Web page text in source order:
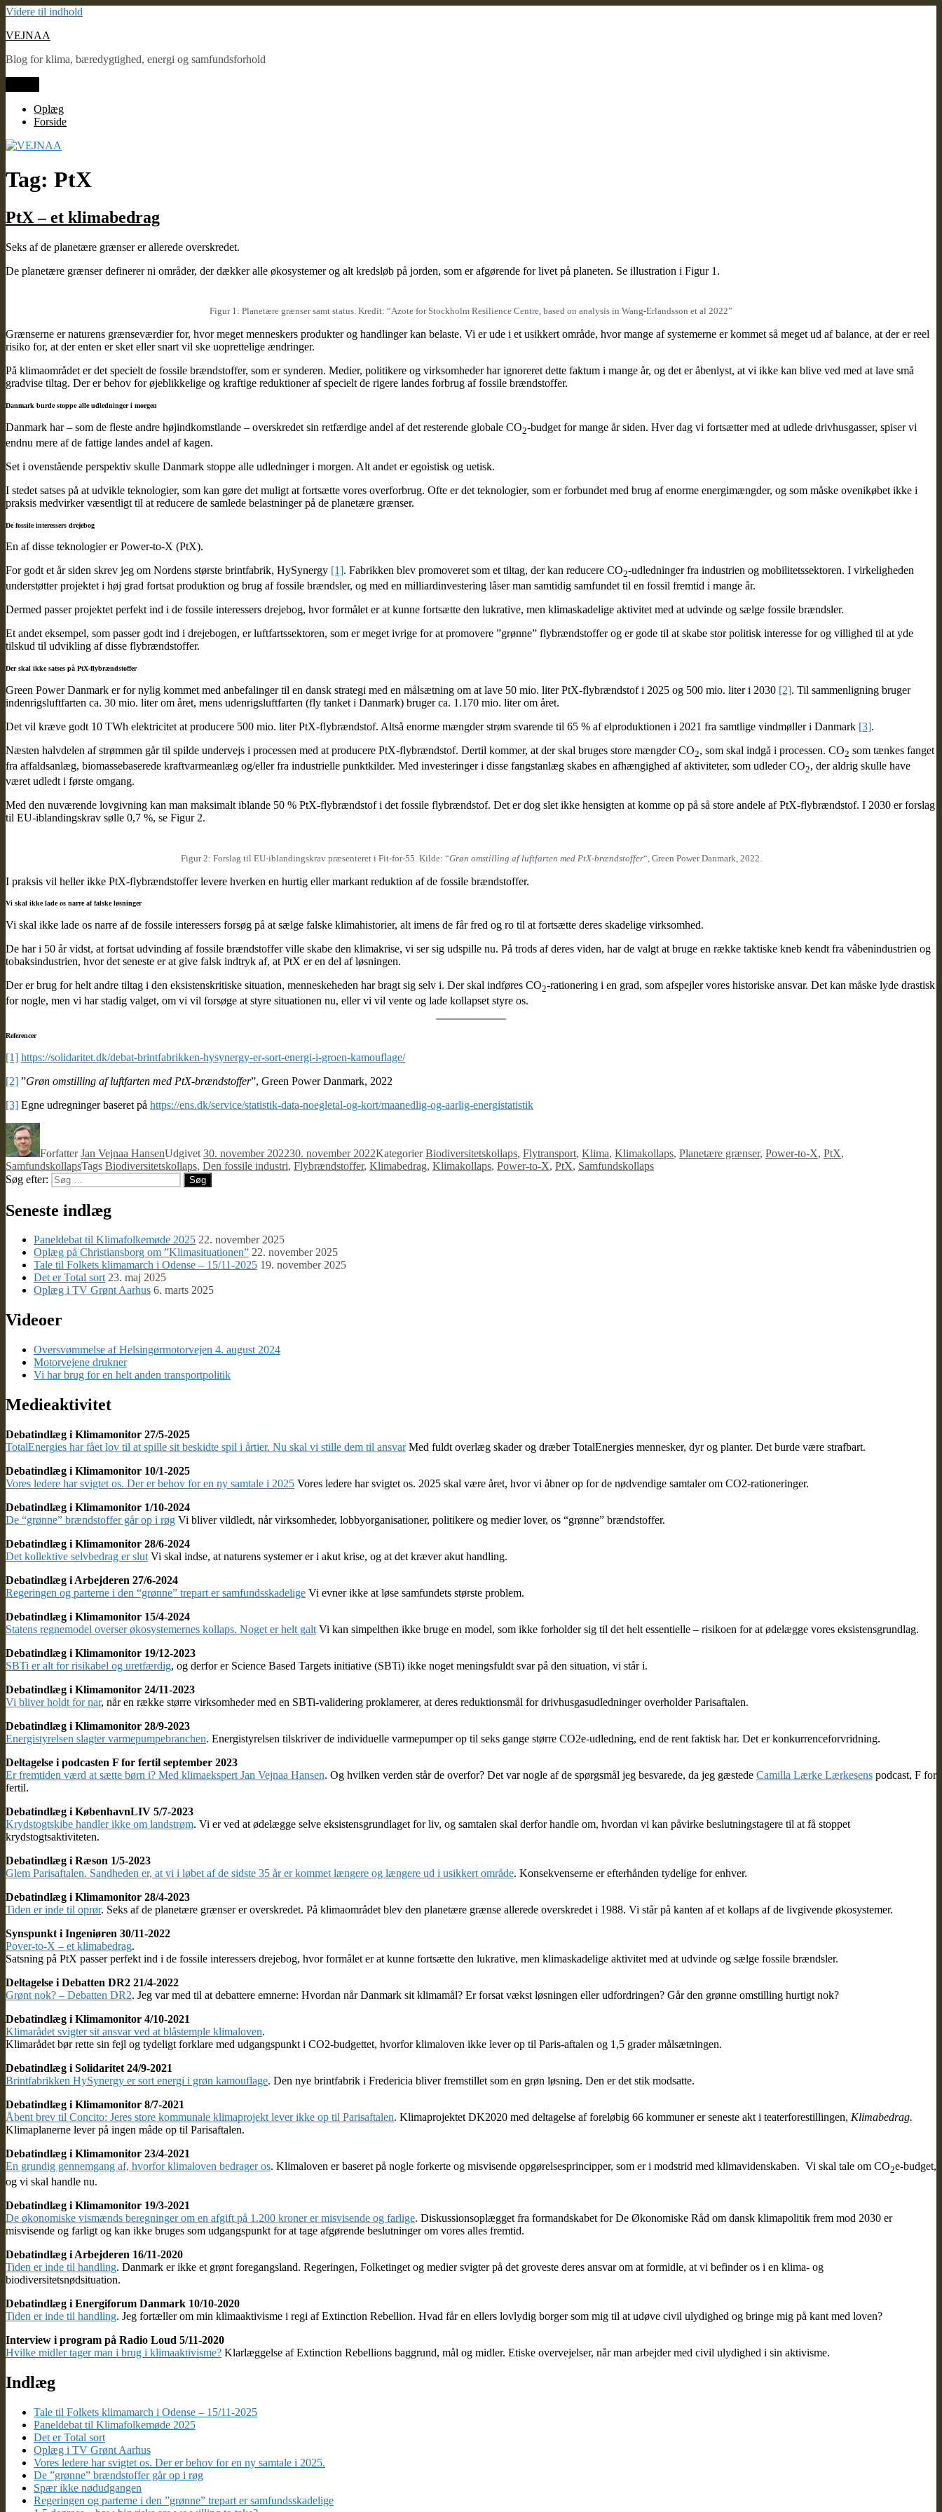
Videre til indhold
VEJNAA
Blog for klima, bæredygtighed, energi og samfundsforhold
Oplæg
Forside
Tag: PtX
PtX – et klimabedrag
Seks af de planetære grænser er allerede overskredet.
De planetære grænser definerer ni områder, der dækker alle økosystemer og alt kredsløb på jorden, som er afgørende for livet på planeten. Se illustration i Figur 1.
Figur 1: Planetære grænser samt status. Kredit: “Azote for Stockholm Resilience Centre, based on analysis in Wang-Erlandsson et al 2022”
Grænserne er naturens grænseværdier for, hvor meget menneskers produkter og handlinger kan belaste. Vi er ude i et usikkert område, hvor mange af systemerne er kommet så meget ud af balance, at der er reel
risiko for, at der enten er sket eller snart vil ske uoprettelige ændringer.
På klimaområdet er det specielt de fossile brændstoffer, som er synderen. Medier, politikere og virksomheder har ignoreret dette faktum i mange år, og det er åbenlyst, at vi ikke kan blive ved med at lave små
gradvise tiltag. Der er behov for øjeblikkelige og kraftige reduktioner af specielt de rigere landes forbrug af fossile brændstoffer.
Danmark burde stoppe alle udledninger i morgen
Danmark har – som de fleste andre højindkomstlande – overskredet sin retfærdige andel af det resterende globale CO2-budget for mange år siden. Hver dag vi fortsætter med at udlede drivhusgasser, spiser vi
endnu mere af de fattige landes andel af kagen.
Set i ovenstående perspektiv skulle Danmark stoppe alle udledninger i morgen. Alt andet er egoistisk og uetisk.
I stedet satses på at udvikle teknologier, som kan gøre det muligt at fortsætte vores overforbrug. Ofte er det teknologier, som er forbundet med brug af enorme energimængder, og som måske ovenikøbet ikke i
praksis medvirker væsentligt til at reducere de samlede belastninger på de planetære grænser.
De fossile interessers drejebog
En af disse teknologier er Power-to-X (PtX).
For godt et år siden skrev jeg om Nordens største brintfabrik, HySynergy [1]. Fabrikken blev promoveret som et tiltag, der kan reducere CO2-udledninger fra industrien og mobilitetssektoren. I virkeligheden
understøtter projektet i høj grad fortsat produktion og brug af fossile brændsler, og med en milliardinvestering låser man samtidig samfundet til en fossil fremtid i mange år.
Dermed passer projektet perfekt ind i de fossile interessers drejebog, hvor formålet er at kunne fortsætte den lukrative, men klimaskadelige aktivitet med at udvinde og sælge fossile brændsler.
Et andet eksempel, som passer godt ind i drejebogen, er luftfartssektoren, som er meget ivrige for at promovere ”grønne” flybrændstoffer og er gode til at skabe stor politisk interesse for og villighed til at yde
tilskud til udvikling af disse flybrændstoffer.
Der skal ikke satses på PtX-flybrændstoffer
Green Power Danmark er for nylig kommet med anbefalinger til en dansk strategi med en målsætning om at lave 50 mio. liter PtX-flybrændstof i 2025 og 500 mio. liter i 2030 [2]. Til sammenligning bruger
indenrigsluftfarten ca. 30 mio. liter om året, mens udenrigsluftfarten (fly tanket i Danmark) bruger ca. 1.170 mio. liter om året.
Det vil kræve godt 10 TWh elektricitet at producere 500 mio. liter PtX-flybrændstof. Altså enorme mængder strøm svarende til 65 % af elproduktionen i 2021 fra samtlige vindmøller i Danmark [3].
Næsten halvdelen af strømmen går til spilde undervejs i processen med at producere PtX-flybrændstof. Dertil kommer, at der skal bruges store mængder CO2, som skal indgå i processen. CO2 som tænkes fanget
fra affaldsanlæg, biomassebaserede kraftvarmeanlæg og/eller fra industrielle punktkilder. Med investeringer i disse fangstanlæg skabes en afhængighed af aktiviteter, som udleder CO2, der aldrig skulle have
været udledt i første omgang.
Med den nuværende lovgivning kan man maksimalt iblande 50 % PtX-flybrændstof i det fossile flybrændstof. Det er dog slet ikke hensigten at komme op på så store andele af PtX-flybrændstof. I 2030 er forslag
til EU-iblandingskrav sølle 0,7 %, se Figur 2.
Figur 2: Forslag til EU-iblandingskrav præsenteret i Fit-for-55. Kilde: “Grøn omstilling af luftfarten med PtX-brændstoffer“, Green Power Danmark, 2022.
I praksis vil heller ikke PtX-flybrændstoffer levere hverken en hurtig eller markant reduktion af de fossile brændstoffer.
Vi skal ikke lade os narre af falske løsninger
Vi skal ikke lade os narre af de fossile interessers forsøg på at sælge falske klimahistorier, alt imens de får fred og ro til at fortsætte deres skadelige virksomhed.
De har i 50 år vidst, at fortsat udvinding af fossile brændstoffer ville skabe den klimakrise, vi ser sig udspille nu. På trods af deres viden, har de valgt at bruge en række taktiske kneb kendt fra våbenindustrien og
tobaksindustrien, hvor det seneste er at give falsk indtryk af, at PtX er en del af løsningen.
Der er brug for helt andre tiltag i den eksistenskritiske situation, menneskeheden har bragt sig selv i. Der skal indføres CO2-rationering i en grad, som afspejler vores historiske ansvar. Det kan måske lyde drastisk
for nogle, men vi har stadig valget, om vi vil forsøge at styre situationen nu, eller vi vil vente og lade kollapset styre os.
Referencer
[1] https://solidaritet.dk/debat-brintfabrikken-hysynergy-er-sort-energi-i-groen-kamouflage/
[2] ”Grøn omstilling af luftfarten med PtX-brændstoffer”, Green Power Danmark, 2022
[3] Egne udregninger baseret på https://ens.dk/service/statistik-data-noegletal-og-kort/maanedlig-og-aarlig-energistatistik
ForfatterJan Vejnaa HansenUdgivet 30. november 202230. november 2022KategorierBiodiversitetskollaps, Flytransport, Klima, Klimakollaps, Planetære grænser, Power-to-X, PtX,
SamfundskollapsTags Biodiversitetskollaps, Den fossile industri, Flybrændstoffer, Klimabedrag, Klimakollaps, Power-to-X, PtX, Samfundskollaps
Søg efter:
Søg
Seneste indlæg
Paneldebat til Klimafolkemøde 2025 22. november 2025
Oplæg på Christiansborg om ”Klimasituationen” 22. november 2025
Tale til Folkets klimamarch i Odense – 15/11-2025 19. november 2025
Det er Total sort 23. maj 2025
Oplæg i TV Grønt Aarhus 6. marts 2025
Videoer
Oversvømmelse af Helsingørmotorvejen 4. august 2024
Motorvejene drukner
Vi har brug for en helt anden transportpolitik
Medieaktivitet
Debatindlæg i Klimamonitor 27/5-2025
TotalEnergies har fået lov til at spille sit beskidte spil i årtier. Nu skal vi stille dem til ansvarMed fuldt overlæg skader og dræber TotalEnergies mennesker, dyr og planter. Det burde være strafbart.
Debatindlæg i Klimamonitor 10/1-2025
Vores ledere har svigtet os. Der er behov for en ny samtale i 2025 Vores ledere har svigtet os. 2025 skal være året, hvor vi åbner op for de nødvendige samtaler om CO2-rationeringer.
Debatindlæg i Klimamonitor 1/10-2024
De “grønne” brændstoffer går op i røg Vi bliver vildledt, når virksomheder, lobbyorganisationer, politikere og medier lover, os “grønne” brændstoffer.
Debatindlæg i Klimamonitor 28/6-2024
Det kollektive selvbedrag er slut Vi skal indse, at naturens systemer er i akut krise, og at det kræver akut handling.
Debatindlæg i Arbejderen 27/6-2024
Regeringen og parterne i den “grønne” trepart er samfundsskadelige Vi evner ikke at løse samfundets største problem.
Debatindlæg i Klimamonitor 15/4-2024
Statens regnemodel overser økosystemernes kollaps. Noget er helt galt Vi kan simpelthen ikke bruge en model, som ikke forholder sig til det helt essentielle – risikoen for at ødelægge vores eksistensgrundlag.
Debatindlæg i Klimamonitor 19/12-2023
SBTi er alt for risikabel og uretfærdig, og derfor er Science Based Targets initiative (SBTi) ikke noget meningsfuldt svar på den situation, vi står i.
Debatindlæg i Klimamonitor 24/11-2023
Vi bliver holdt for nar, når en række større virksomheder med en SBTi-validering proklamerer, at deres reduktionsmål for drivhusgasudledninger overholder Parisaftalen.
Debatindlæg i Klimamonitor 28/9-2023
Energistyrelsen slagter varmepumpebranchen. Energistyrelsen tilskriver de individuelle varmepumper op til seks gange større CO2e-udledning, end de rent faktisk har. Det er konkurrenceforvridning.
Deltagelse i podcasten F for fertil september 2023
Er fremtiden værd at sætte børn i? Med klimaekspert Jan Vejnaa Hansen. Og hvilken verden står de overfor? Det var nogle af de spørgsmål jeg besvarede, da jeg gæstede Camilla Lærke Lærkesens podcast, F for
fertil.
Debatindlæg i KøbenhavnLIV 5/7-2023
Krydstogtskibe handler ikke om landstrøm. Vi er ved at ødelægge selve eksistensgrundlaget for liv, og samtalen skal derfor handle om, hvordan vi kan påvirke beslutningstagere til at få stoppet
krydstogtsaktiviteten.
Debatindlæg i Ræson 1/5-2023
Glem Parisaftalen. Sandheden er, at vi i løbet af de sidste 35 år er kommet længere og længere ud i usikkert område. Konsekvenserne er efterhånden tydelige for enhver.
Debatindlæg i Klimamonitor 28/4-2023
Tiden er inde til oprør. Seks af de planetære grænser er overskredet. På klimaområdet blev den planetære grænse allerede overskredet i 1988. Vi står på kanten af et kollaps af de livgivende økosystemer.
Synspunkt i Ingeniøren 30/11-2022
Pover-to-X – et klimabedrag.
Satsning på PtX passer perfekt ind i de fossile interessers drejebog, hvor formålet er at kunne fortsætte den lukrative, men klimaskadelige aktivitet med at udvinde og sælge fossile brændsler.
Deltagelse i Debatten DR2 21/4-2022
Grønt nok? – Debatten DR2. Jeg var med til at debattere emnerne: Hvordan når Danmark sit klimamål? Er forsat vækst løsningen eller udfordringen? Går den grønne omstilling hurtigt nok?
Debatindlæg i Klimamonitor 4/10-2021
Klimarådet svigter sit ansvar ved at blåstemple klimaloven.
Klimarådet bør rette sin fejl og tydeligt forklare med udgangspunkt i CO2-budgettet, hvorfor klimaloven ikke lever op til Paris-aftalen og 1,5 grader målsætningen.
Debatindlæg i Solidaritet 24/9-2021
Brintfabrikken HySynergy er sort energi i grøn kamouflage. Den nye brintfabrik i Fredericia bliver fremstillet som en grøn løsning. Den er det stik modsatte.
Debatindlæg i Klimamonitor 8/7-2021
Åbent brev til Concito: Jeres store kommunale klimaprojekt lever ikke op til Parisaftalen. Klimaprojektet DK2020 med deltagelse af foreløbig 66 kommuner er seneste akt i teaterforestillingen, Klimabedrag.
Klimaplanerne lever på ingen måde op til Parisaftalen.
Debatindlæg i Klimamonitor 23/4-2021
En grundig gennemgang af, hvorfor klimaloven bedrager os. Klimaloven er baseret på nogle forkerte og misvisende opgørelsesprincipper, som er i modstrid med klimavidenskaben. Vi skal tale om CO2e-budget,
og vi skal handle nu.
Debatindlæg i Klimamonitor 19/3-2021
De økonomiske vismænds beregninger om en afgift på 1.200 kroner er misvisende og farlige. Diskussionsoplægget fra formandskabet for De Økonomiske Råd om dansk klimapolitik frem mod 2030 er
misvisende og farligt og kan ikke bruges som udgangspunkt for at tage afgørende beslutninger om vores alles fremtid.
Debatindlæg i Arbejderen 16/11-2020
Tiden er inde til handling. Danmark er ikke et grønt foregangsland. Regeringen, Folketinget og medier svigter på det groveste deres ansvar om at formidle, at vi befinder os i en klima- og
biodiversitetsnødsituation.
Debatindlæg i Energiforum Danmark 10/10-2020
Tiden er inde til handling. Jeg fortæller om min klimaaktivisme i regi af Extinction Rebellion. Hvad får en ellers lovlydig borger som mig til at udøve civil ulydighed og bringe mig på kant med loven?
Interview i program på Radio Loud 5/11-2020
Hvilke midler tager man i brug i klimaaktivisme? Klarlæggelse af Extinction Rebellions baggrund, mål og midler. Etiske overvejelser, når man arbejder med civil ulydighed i sin aktivisme.
Indlæg
Tale til Folkets klimamarch i Odense – 15/11-2025
Paneldebat til Klimafolkemøde 2025
Det er Total sort
Oplæg i TV Grønt Aarhus
Vores ledere har svigtet os. Der er behov for en ny samtale i 2025.
De ”grønne” brændstoffer går op i røg
Spær ikke nødudgangen
Regeringen og parterne i den ”grønne” trepart er samfundsskadelige